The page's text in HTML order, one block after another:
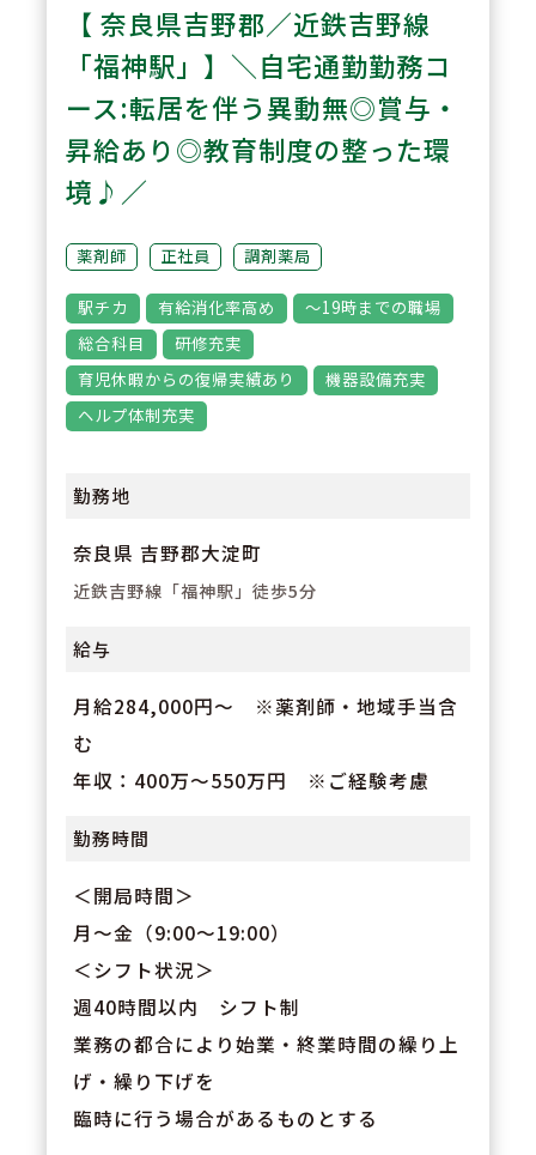
ットワーク』が100％出資してお
り、今後も安心して長く勤めて頂
けます。
POINT 3
【特別休暇がたくさんあります】
年末年始休暇や夏季休暇だけでな
く、医療貢献特別休暇やスポーツ
文化活動特別休暇など自社独自の
休暇がございます。
【 奈良県吉野郡／近鉄吉野線
「福神駅」】＼自宅通勤勤務コ
ース:転居を伴う異動無◎賞与・
昇給あり◎教育制度の整った環
境♪／
薬剤師 正社員 調剤薬局
駅チカ 有給消化率高め
～19時までの職場
総合科目
研修充実
育児休暇からの復帰実績あり
機器設備充実
ヘルプ体制充実
勤務地
奈良県 吉野郡大淀町
近鉄吉野線「福神駅」徒歩5分
給与
月給284,000円～ ※薬剤師・地域手当含
む
年収：400万～550万円 ※ご経験考慮
勤務時間
＜開局時間＞
月～金（9:00～19:00）
＜シフト状況＞
週40時間以内 シフト制
業務の都合により始業・終業時間の繰り上
げ・繰り下げを
臨時に行う場合があるものとする